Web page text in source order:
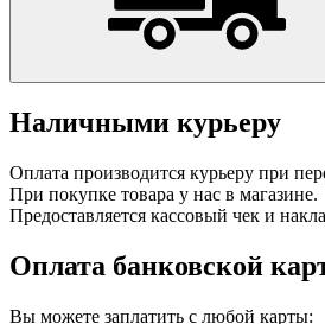
Наличными курьеру
Оплата производится курьеру при
При покупке товара у нас в магазине.
Предоставляется кассовый чек и
Оплата банковской
Вы можете заплатить с любой карты: